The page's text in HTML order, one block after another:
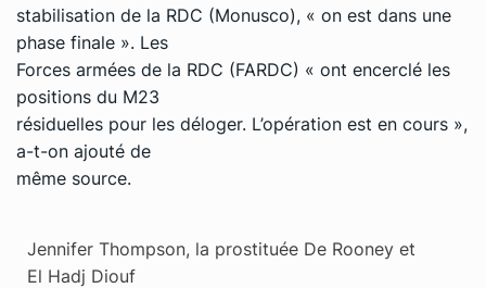
stabilisation de la RDC (Monusco), « on est dans une
phase finale ». Les
Forces armées de la RDC (FARDC) « ont encerclé les
positions du M23
résiduelles pour les déloger. L’opération est en cours »,
a-t-on ajouté de
même source.
Jennifer Thompson, la prostituée De Rooney et
El Hadj Diouf